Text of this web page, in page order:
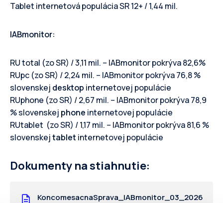
Tablet internetová populácia SR 12+ / 1,44 mil.
IABmonitor:
RU total (zo SR) / 3,11 mil. – IABmonitor pokrýva 82,6%
RUpc (zo SR) / 2,24 mil. – IABmonitor pokrýva 76,8 %
slovenskej desktop internetovej populácie
RUphone (zo SR) / 2,67 mil. – IABmonitor pokrýva 78,9
% slovenskej phone internetovej populácie
RUtablet (zo SR) / 1,17 mil. – IABmonitor pokrýva 81,6 %
slovenskejtablet internetovej populácie
Dokumenty na stiahnutie:
KoncomesacnaSprava_IABmonitor_03_2026